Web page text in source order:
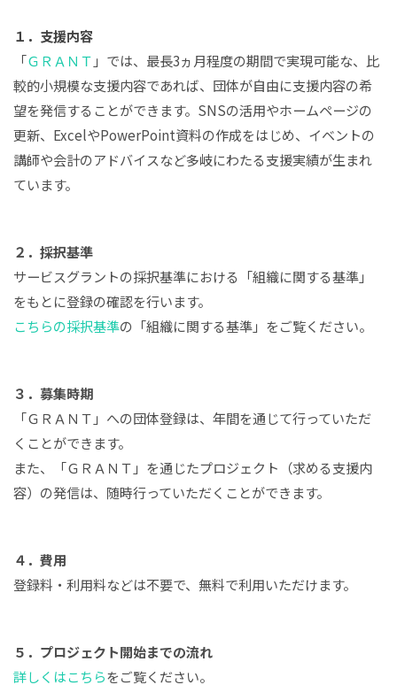
１．支援内容
「ＧＲＡＮＴ 」では、最長3ヵ月程度の期間で実現可能な、比
較的小規模な支援内容であれば、団体が自由に支援内容の希
望を発信することができます。SNSの活用やホームページの
更新、ExcelやPowerPoint資料の作成をはじめ、イベントの
講師や会計のアドバイスなど多岐にわたる支援実績が生まれ
ています。
２．採択基準
サービスグラントの採択基準における「組織に関する基準」
をもとに登録の確認を行います。
こちらの採択基準の「組織に関する基準」をご覧ください。
３．募集時期
「ＧＲＡＮＴ」への団体登録は、年間を通じて行っていただ
くことができます。
また、「ＧＲＡＮＴ」を通じたプロジェクト（求める支援内
容）の発信は、随時行っていただくことができます。
４．費用
登録料・利用料などは不要で、無料で利用いただけます。
５．プロジェクト開始までの流れ
詳しくはこちらをご覧ください。